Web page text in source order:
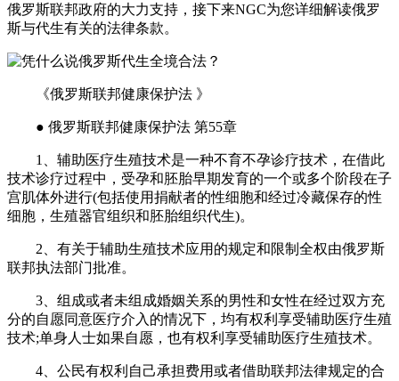
俄罗斯联邦政府的大力支持，接下来NGC为您详细解读俄罗
斯与代生有关的法律条款。
《俄罗斯联邦健康保护法 》
● 俄罗斯联邦健康保护法 第55章
1、辅助医疗生殖技术是一种不育不孕诊疗技术，在借此
技术诊疗过程中，受孕和胚胎早期发育的一个或多个阶段在子
宫肌体外进行(包括使用捐献者的性细胞和经过冷藏保存的性
细胞，生殖器官组织和胚胎组织代生)。
2、有关于辅助生殖技术应用的规定和限制全权由俄罗斯
联邦执法部门批准。
3、组成或者未组成婚姻关系的男性和女性在经过双方充
分的自愿同意医疗介入的情况下，均有权利享受辅助医疗生殖
技术;单身人士如果自愿，也有权利享受辅助医疗生殖技术。
4、公民有权利自己承担费用或者借助联邦法律规定的合